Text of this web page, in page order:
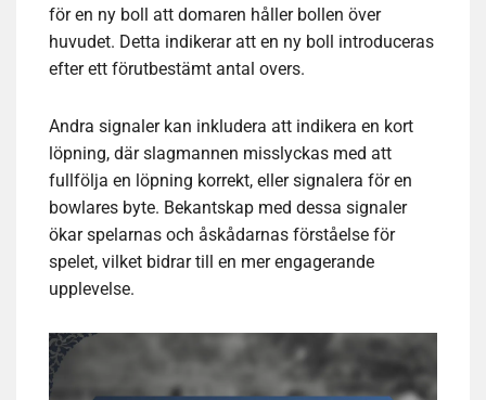
för en ny boll att domaren håller bollen över
huvudet. Detta indikerar att en ny boll introduceras
efter ett förutbestämt antal overs.
Andra signaler kan inkludera att indikera en kort
löpning, där slagmannen misslyckas med att
fullfölja en löpning korrekt, eller signalera för en
bowlares byte. Bekantskap med dessa signaler
ökar spelarnas och åskådarnas förståelse för
spelet, vilket bidrar till en mer engagerande
upplevelse.